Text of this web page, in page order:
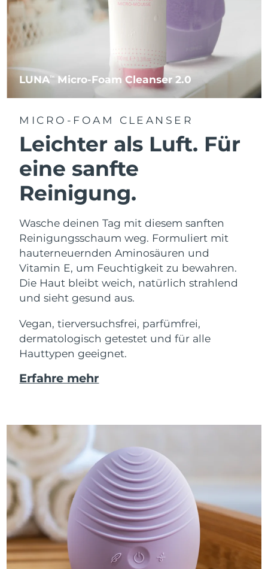
LUNATM Micro-Foam Cleanser 2.0
MICRO-FOAM CLEANSER
Leichter als Luft. Für
eine sanfte
Reinigung.
Wasche deinen Tag mit diesem sanften
Reinigungsschaum weg. Formuliert mit
hauterneuernden Aminosäuren und
Vitamin E, um Feuchtigkeit zu bewahren.
Die Haut bleibt weich, natürlich strahlend
und sieht gesund aus.
Vegan, tierversuchsfrei, parfümfrei,
dermatologisch getestet und für alle
Hauttypen geeignet.
Erfahre mehr